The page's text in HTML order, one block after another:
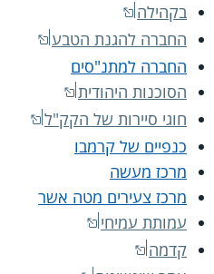
בקהילה
החברה להגנת הטבע
החברה למתנ"סים
הסוכנות היהודית
חוגי סיירות של הקק"ל
כנפיים של קרמבו
מרכז מעשה
מרכז צעירים מטה אשר
עמותת עמיחי
קדמה